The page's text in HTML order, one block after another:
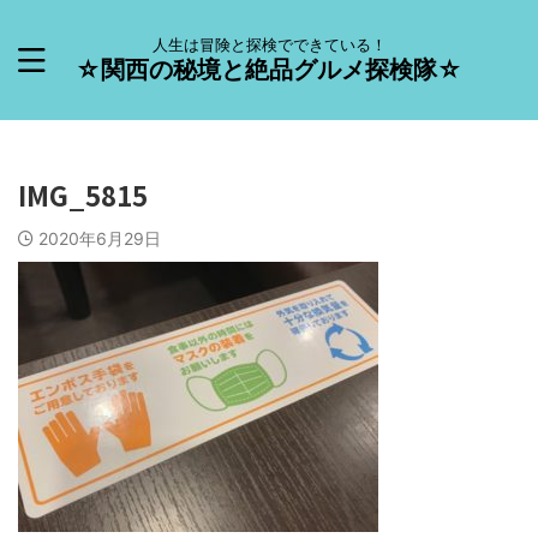
人生は冒険と探検でできている！
☆関西の秘境と絶品グルメ探検隊☆
IMG_5815
2020年6月29日